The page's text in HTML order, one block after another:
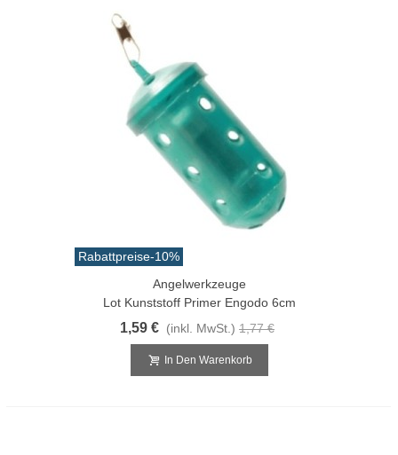
Rabattpreise-10%
Angelwerkzeuge
Lot Kunststoff Primer Engodo 6cm
1,59 € (inkl. MwSt.) 1,77 €
In Den Warenkorb